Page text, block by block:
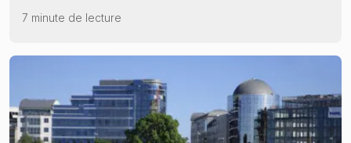
7 minute de lecture